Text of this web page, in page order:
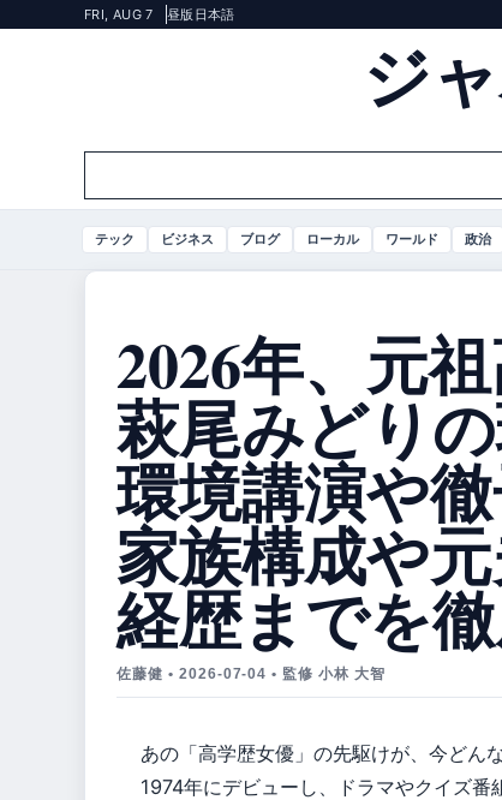
FRI, AUG 7 昼版 日本語
ジ
テック ビジネス ブログ ローカル ワールド 政治
2026年、元
萩尾みどりの
環境講演や徹
家族構成や
経歴までを徹
佐藤健 • 2026-07-04 • 監修 小林 大智
あの「高学歴女優」の先駆けが、今どん
1974年にデビューし、ドラマやクイズ